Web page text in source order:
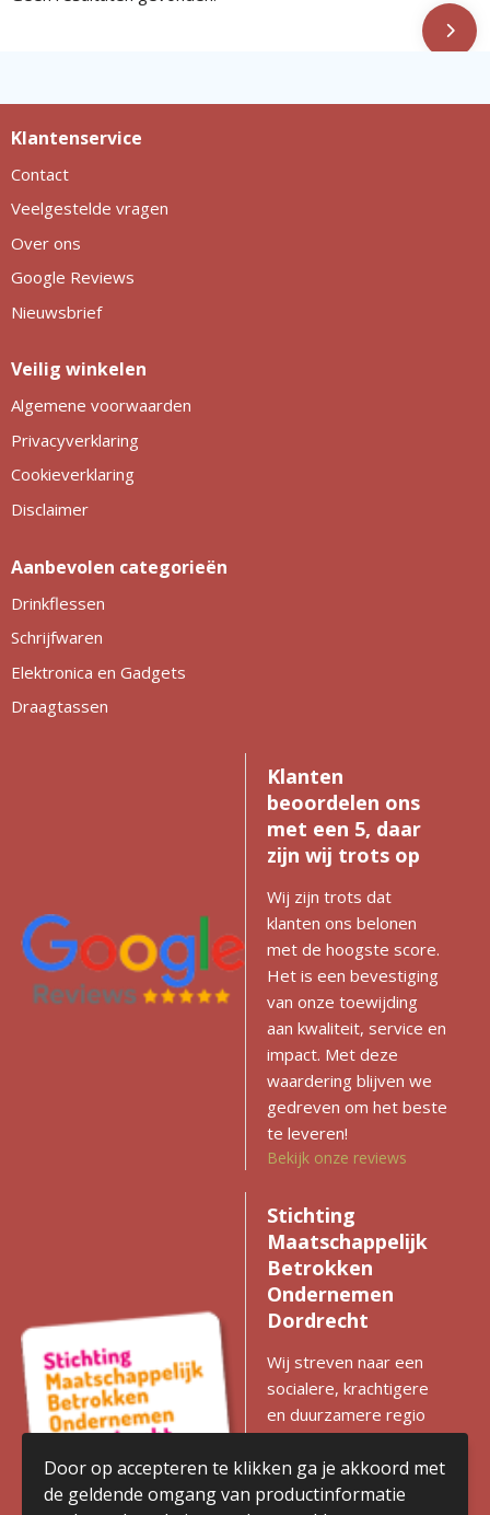
Klantenservice
Contact
Veelgestelde vragen
Over ons
Google Reviews
Nieuwsbrief
Veilig winkelen
Algemene voorwaarden
Privacyverklaring
Cookieverklaring
Disclaimer
Aanbevolen categorieën
Drinkflessen
Schrijfwaren
Elektronica en Gadgets
Draagtassen
Klanten
beoordelen ons
met een 5, daar
zijn wij trots op
Wij zijn trots dat
klanten ons belonen
met de hoogste score.
Het is een bevestiging
van onze toewijding
aan kwaliteit, service en
impact. Met deze
waardering blijven we
gedreven om het beste
te leveren!
Bekijk onze reviews
Stichting
Maatschappelijk
Betrokken
Ondernemen
Dordrecht
Wij streven naar een
socialere, krachtigere
en duurzamere regio
met gelijke kansen voor
iedereen. Zien we
kansen voor
Door op accepteren te klikken ga je akkoord met
de geldende omgang van productinformatie